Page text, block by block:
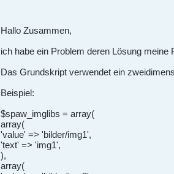
Hallo Zusammen,
ich habe ein Problem deren Lösung meine
Das Grundskript verwendet ein
Beispiel:
$spaw_imglibs = array(
array(
'value' => 'bilder/img1',
'text' => 'img1',
),
array(